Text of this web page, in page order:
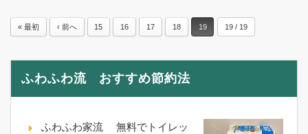
« 最初 ‹ 前へ 15 16 17 18 19 19 / 19
ふわふわ流 おすすめ節約法
ふわふわ家流 無料でトイレッ